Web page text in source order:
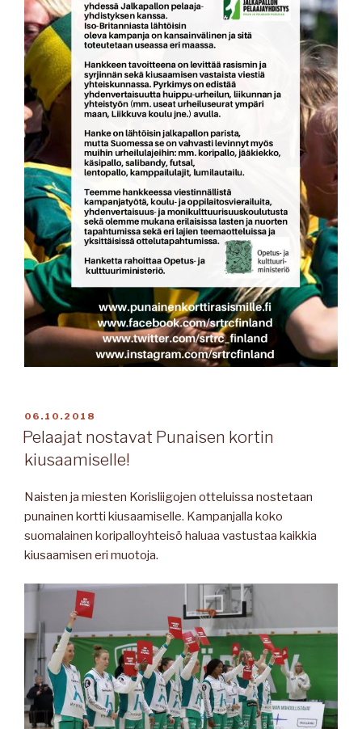
JULKAISTU
06.10.2018
Pelaajat nostavat Punaisen kortin
kiusaamiselle!
Naisten ja miesten Korisliigojen otteluissa nostetaan
punainen kortti kiusaamiselle. Kampanjalla koko
suomalainen koripalloyhteisö haluaa vastustaa kaikkia
kiusaamisen eri muotoja.